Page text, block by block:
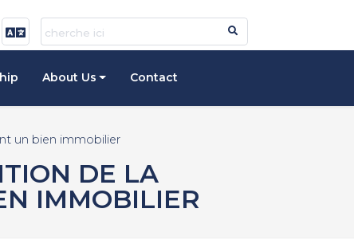
About Us Contact
un bien immobilier
DE LA
IMMOBILIER